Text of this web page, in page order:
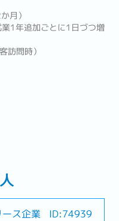
月）
1年追加ごとに1日づつ増
訪問時）
ース企業
ID:74939